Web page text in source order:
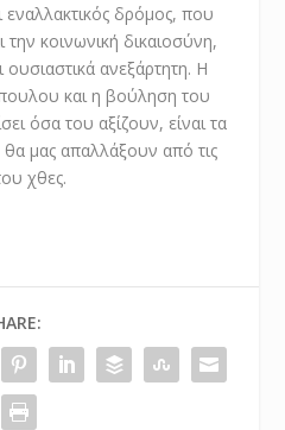
δρόμος, που
κοινωνική δικαιοσύνη,
ανεξάρτητη. Η
και η βούληση του
όσα του αξίζουν, είναι τα
μας απαλλάξουν από τις
χθες.